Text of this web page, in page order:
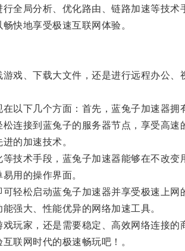
局分析、优化路由、链路加速等技术
地享受极速互联网体验。
、下载大文件，还是进行远程办公、
下几个方面：首先，蓝兔子加速器拥
接到蓝兔子的服务器节点，享受高速
的加速技术。
术手段，蓝兔子加速器能够在不改变
用的操作界面。
松启动蓝兔子加速器并享受极速上网
大、性能优异的网络加速工具。
家，还是需要稳定、高效网络连接的
网时代的极速畅玩吧！。